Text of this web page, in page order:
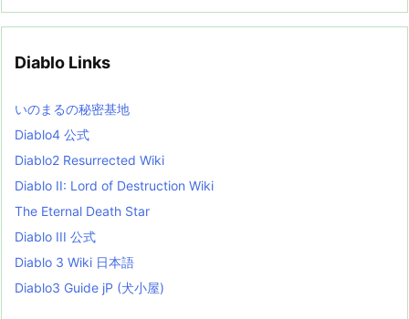
e
i
s
t
Diablo Links
いのまるの秘密基地
Diablo4 公式
Diablo2 Resurrected Wiki
Diablo II: Lord of Destruction Wiki
The Eternal Death Star
Diablo III 公式
Diablo 3 Wiki 日本語
Diablo3 Guide jP (犬小屋)